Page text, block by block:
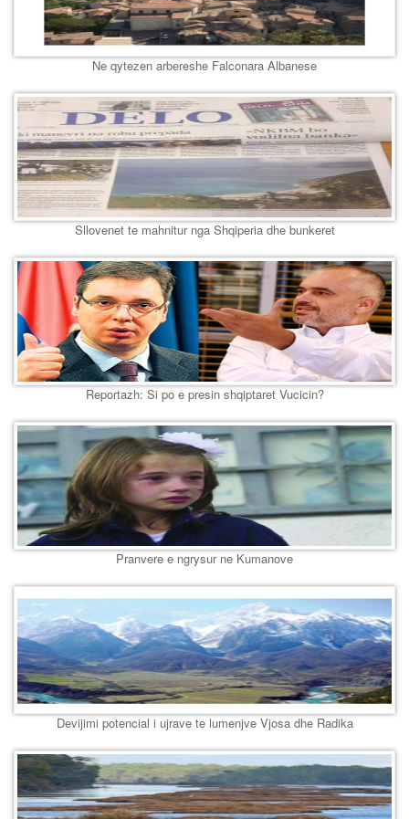
Ne qytezen arbereshe Falconara Albanese
Sllovenet te mahnitur nga Shqiperia dhe bunkeret
Reportazh: Si po e presin shqiptaret Vucicin?
Pranvere e ngrysur ne Kumanove
Devijimi potencial i ujrave te lumenjve Vjosa dhe Radika